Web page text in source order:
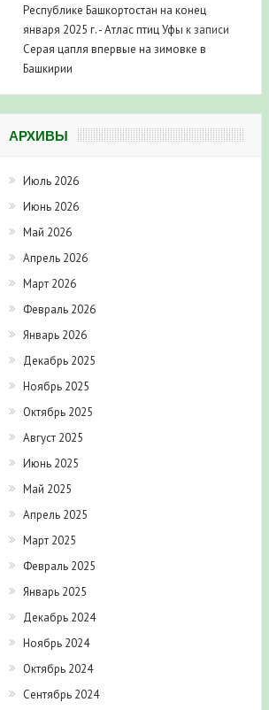
Республике Башкортостан на конец
января 2025 г. - Атлас птиц Уфы к записи
Серая цапля впервые на зимовке в
Башкирии
АРХИВЫ
Июль 2026
Июнь 2026
Май 2026
Апрель 2026
Март 2026
Февраль 2026
Январь 2026
Декабрь 2025
Ноябрь 2025
Октябрь 2025
Август 2025
Июнь 2025
Май 2025
Апрель 2025
Март 2025
Февраль 2025
Январь 2025
Декабрь 2024
Ноябрь 2024
Октябрь 2024
Сентябрь 2024